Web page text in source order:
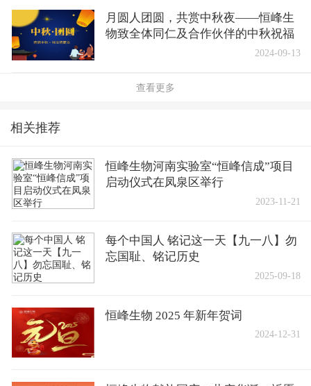
月圆人团圆，共赏中秋夜——恒峰生
物致全体同仁及合作伙伴的中秋祝福
2024-09-13
查看更多
相关推荐
恒峰生物河南实验室“恒峰信成”项目
启动仪式在凤泉区举行
2023-11-21
每个中国人 铭记这一天【九一八】勿
忘国耻、铭记历史
2025-09-18
恒峰生物 2025 年新年贺词
2024-12-31